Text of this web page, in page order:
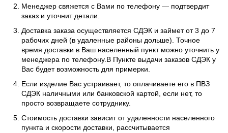
Менеджер свяжется с Вами по телефону — подтвердит
заказ и уточнит детали.
Доставка заказа осуществляется СДЭК и займет от 3 до 7
рабочих дней (в удаленные районы дольше). Точное
время доставки в Ваш населенный пункт можно уточнить у
менеджера по телефону.В Пункте выдачи заказов СДЭК у
Вас будет возможность для примерки.
Если изделие Вас устраивает, то оплачиваете его в ПВЗ
СДЭК наличными или банковской картой, если нет, то
просто возвращаете сотруднику.
Стоимость доставки зависит от удаленности населенного
пункта и скорости доставки, рассчитывается